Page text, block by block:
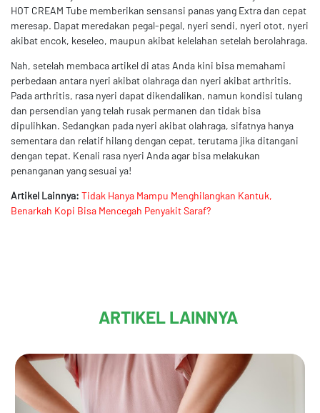
HOT CREAM Tube memberikan sensansi panas yang Extra dan cepat
meresap. Dapat meredakan pegal-pegal, nyeri sendi, nyeri otot, nyeri
akibat encok, keseleo, maupun akibat kelelahan setelah berolahraga.
Nah, setelah membaca artikel di atas Anda kini bisa memahami
perbedaan antara nyeri akibat olahraga dan nyeri akibat arthritis.
Pada arthritis, rasa nyeri dapat dikendalikan, namun kondisi tulang
dan persendian yang telah rusak permanen dan tidak bisa
dipulihkan. Sedangkan pada nyeri akibat olahraga, sifatnya hanya
sementara dan relatif hilang dengan cepat, terutama jika ditangani
dengan tepat. Kenali rasa nyeri Anda agar bisa melakukan
penanganan yang sesuai ya!
Artikel Lainnya: Tidak Hanya Mampu Menghilangkan Kantuk,
Benarkah Kopi Bisa Mencegah Penyakit Saraf?
ARTIKEL LAINNYA